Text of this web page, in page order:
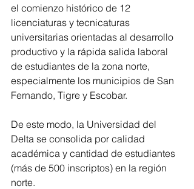
el comienzo histórico de 12
licenciaturas y tecnicaturas
universitarias orientadas al desarrollo
productivo y la rápida salida laboral
de estudiantes de la zona norte,
especialmente los municipios de San
Fernando, Tigre y Escobar.
De este modo, la Universidad del
Delta se consolida por calidad
académica y cantidad de estudiantes
(más de 500 inscriptos) en la región
norte.